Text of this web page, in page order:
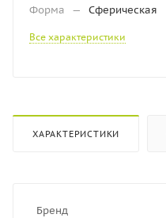
Форма
— Сферическая
Все характеристики
ХАРАКТЕРИСТИКИ
Бренд